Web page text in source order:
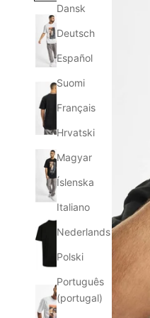
Dansk
Deutsch
Español
Suomi
Français
Hrvatski
Magyar
Íslenska
Italiano
Nederlands
Polski
Português
(portugal)